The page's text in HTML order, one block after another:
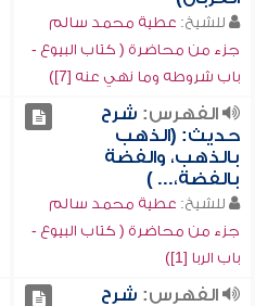
للشيخ: عطية محمد سالم
جزء من محاضرة ( كتاب البيوع -
باب شروطه وما نهي عنه [7])
الفهرس: شرح
حديث: (الذهب
بالذهب، والفضة
بالفضة،... )
للشيخ: عطية محمد سالم
جزء من محاضرة ( كتاب البيوع -
باب الربا [1])
الفهرس: شرح